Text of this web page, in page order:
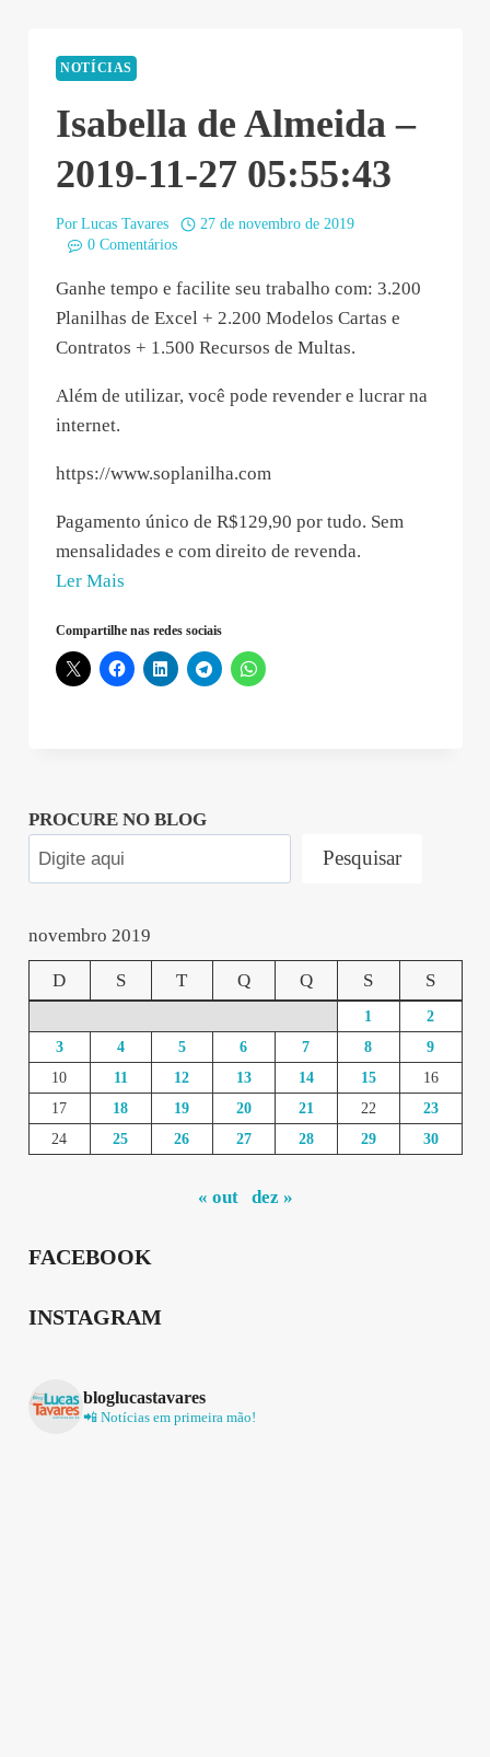
NOTÍCIAS
Isabella de Almeida –
2019-11-27 05:55:43
Por Lucas Tavares
27 de novembro de 2019
0 Comentários
Ganhe tempo e facilite seu trabalho com: 3.200
Planilhas de Excel + 2.200 Modelos Cartas e
Contratos + 1.500 Recursos de Multas.
Além de utilizar, você pode revender e lucrar na
internet.
https://www.soplanilha.com
Pagamento único de R$129,90 por tudo. Sem
mensalidades e com direito de revenda.
Ler Mais
Almeida
–
Compartilhe nas redes sociais
PROCURE NO BLOG
Pesquisar
novembro 2019
D S T Q Q S S
1
2
3
4 5 6 7 8
9
10
11 12 13 14 15
16
17
18 19 20 21 22
23
24
25 26 27 28 29 30
« out dez »
FACEBOOK
INSTAGRAM
bloglucastavares
📲 Notícias em primeira mão!